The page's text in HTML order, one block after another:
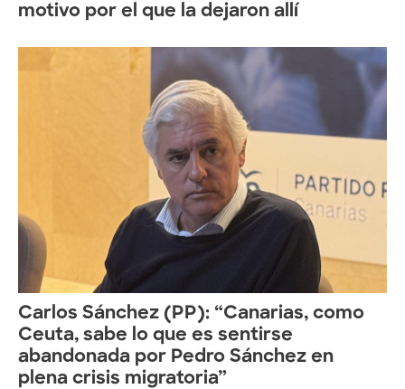
motivo por el que la dejaron allí
Carlos Sánchez (PP): “Canarias, como
Ceuta, sabe lo que es sentirse
abandonada por Pedro Sánchez en
plena crisis migratoria”